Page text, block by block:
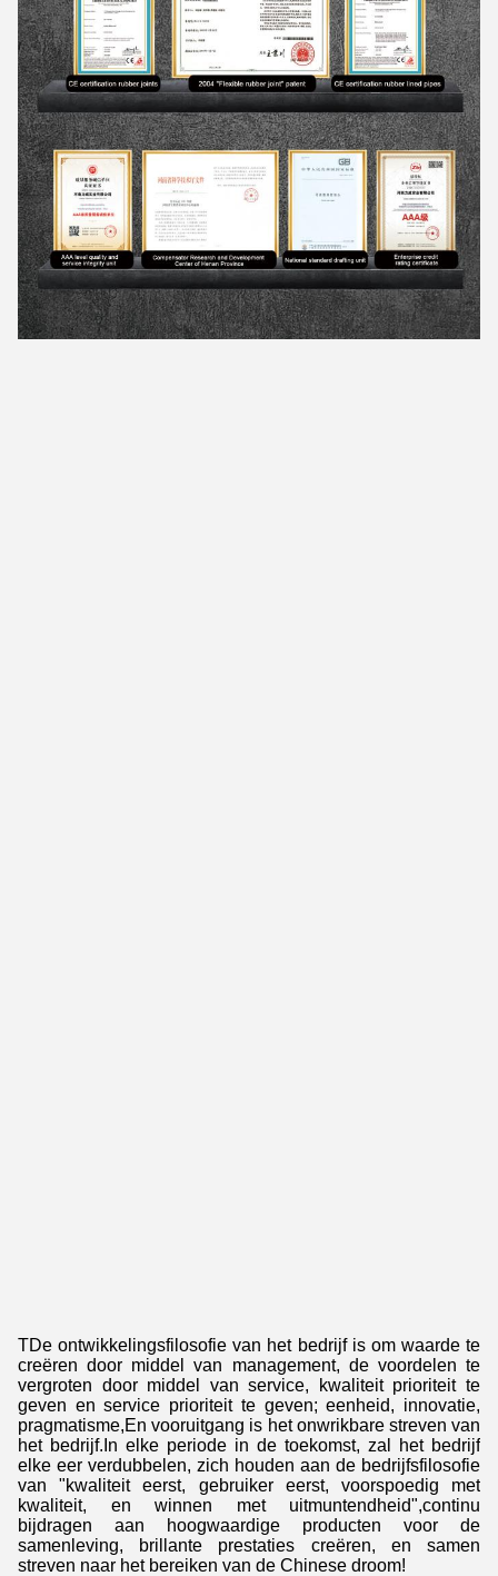
TDe ontwikkelingsfilosofie van het bedrijf is om waarde te
creëren door middel van management, de voordelen te
vergroten door middel van service, kwaliteit prioriteit te
geven en service prioriteit te geven; eenheid, innovatie,
pragmatisme,En vooruitgang is het onwrikbare streven van
het bedrijf.In elke periode in de toekomst, zal het bedrijf
elke eer verdubbelen, zich houden aan de bedrijfsfilosofie
van "kwaliteit eerst, gebruiker eerst, voorspoedig met
kwaliteit, en winnen met uitmuntendheid",continu
bijdragen aan hoogwaardige producten voor de
samenleving, brillante prestaties creëren, en samen
streven naar het bereiken van de Chinese droom!